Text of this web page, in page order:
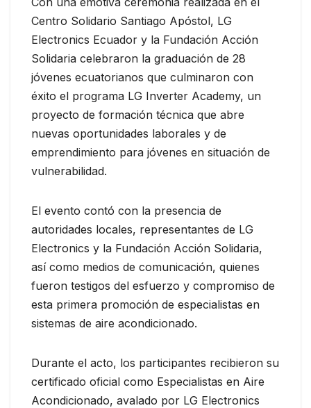
Centro Solidario Santiago Apóstol, LG
Electronics Ecuador y la Fundación Acción
Solidaria celebraron la graduación de 28
jóvenes ecuatorianos que culminaron con
éxito el programa LG Inverter Academy, un
proyecto de formación técnica que abre
nuevas oportunidades laborales y de
emprendimiento para jóvenes en situación de
vulnerabilidad.
El evento contó con la presencia de
autoridades locales, representantes de LG
Electronics y la Fundación Acción Solidaria,
así como medios de comunicación, quienes
fueron testigos del esfuerzo y compromiso de
esta primera promoción de especialistas en
sistemas de aire acondicionado.
Durante el acto, los participantes recibieron su
certificado oficial como Especialistas en Aire
Acondicionado, avalado por LG Electronics